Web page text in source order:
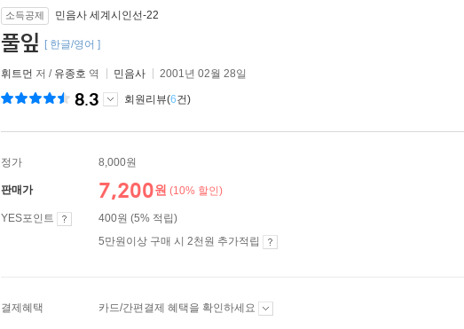
소득공제 민음사 세계시인선-22
풀잎 [ 한글/영어 ]
휘트먼 저 / 유종호 역 민음사 2001년 02월 28일
8.3 회원리뷰(6건)
정가 8,000원
판매가 7,200원 (10% 할인)
YES포인트
400원 (5% 적립)
5만원이상 구매 시 2천원 추가적립
결제혜택 카드/간편결제 혜택을 확인하세요